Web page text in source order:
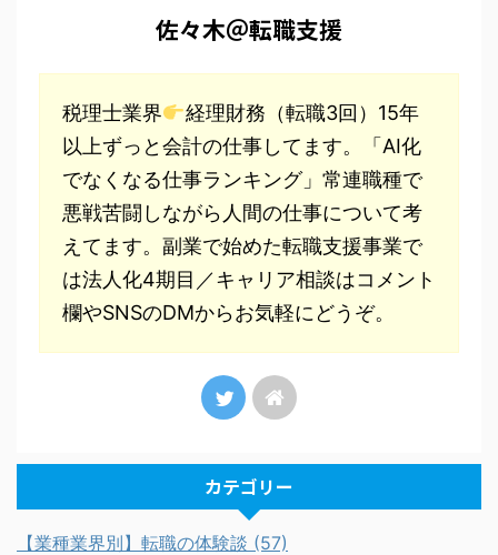
佐々木＠転職支援
税理士業界
経理財務（転職3回）15年
以上ずっと会計の仕事してます。「AI化
でなくなる仕事ランキング」常連職種で
悪戦苦闘しながら人間の仕事について考
えてます。副業で始めた転職支援事業で
は法人化4期目／キャリア相談はコメント
欄やSNSのDMからお気軽にどうぞ。
カテゴリー
【業種業界別】転職の体験談 (57)